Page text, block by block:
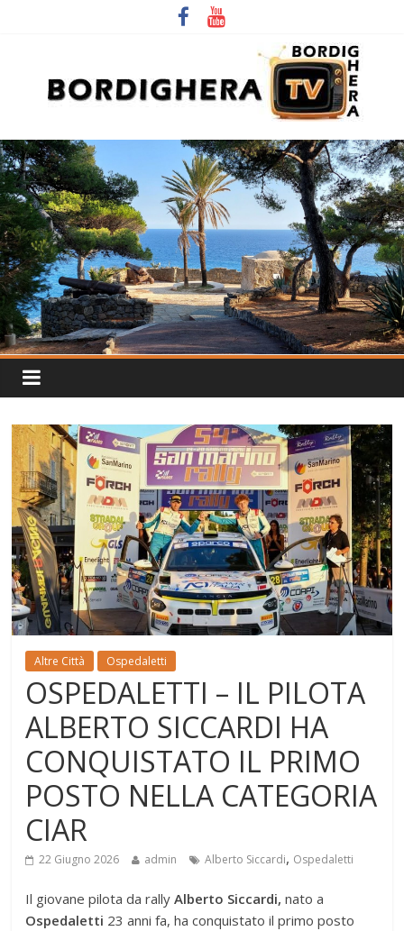
Altre Città Ospedaletti
OSPEDALETTI – IL PILOTA
ALBERTO SICCARDI HA
CONQUISTATO IL PRIMO
POSTO NELLA CATEGORIA
CIAR
22 Giugno 2026 admin Alberto Siccardi, Ospedaletti
Il giovane pilota da rallyAlberto Siccardi, nato a
Ospedaletti 23 anni fa, ha conquistato il primo posto